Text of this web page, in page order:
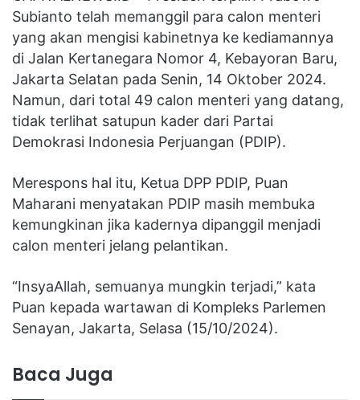
Subianto telah memanggil para calon menteri
yang akan mengisi kabinetnya ke kediamannya
di Jalan Kertanegara Nomor 4, Kebayoran Baru,
Jakarta Selatan pada Senin, 14 Oktober 2024.
Namun, dari total 49 calon menteri yang datang,
tidak terlihat satupun kader dari Partai
Demokrasi Indonesia Perjuangan (PDIP).
Merespons hal itu, Ketua DPP PDIP, Puan
Maharani menyatakan PDIP masih membuka
kemungkinan jika kadernya dipanggil menjadi
calon menteri jelang pelantikan.
“InsyaAllah, semuanya mungkin terjadi,” kata
Puan kepada wartawan di Kompleks Parlemen
Senayan, Jakarta, Selasa (15/10/2024).
Baca Juga